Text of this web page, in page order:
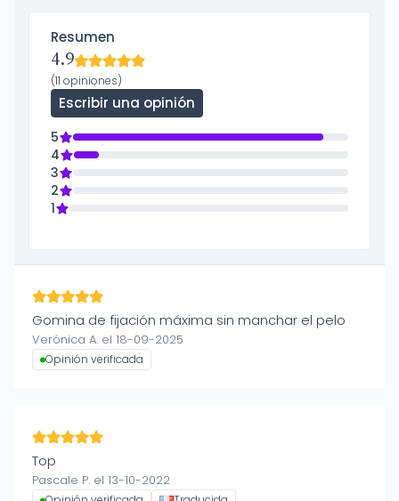
Resumen
4.9
(11 opiniones)
Escribir una opinión
5
4
3
2
1
Gomina de fijación máxima sin manchar el pelo
Verónica A. el 18-09-2025
Opinión verificada
Top
Pascale P. el 13-10-2022